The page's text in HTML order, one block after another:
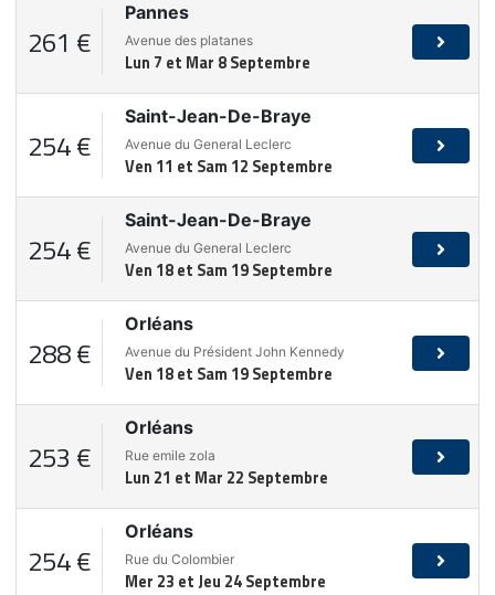
261 €
Pannes
Avenue des platanes
Lun 7 et Mar 8 Septembre
254 €
Saint-Jean-De-Braye
Avenue du General Leclerc
Ven 11 et Sam 12 Septembre
254 €
Saint-Jean-De-Braye
Avenue du General Leclerc
Ven 18 et Sam 19 Septembre
288 €
Orléans
Avenue du Président John Kennedy
Ven 18 et Sam 19 Septembre
253 €
Orléans
Rue emile zola
Lun 21 et Mar 22 Septembre
254 €
Orléans
Rue du Colombier
Mer 23 et Jeu 24 Septembre